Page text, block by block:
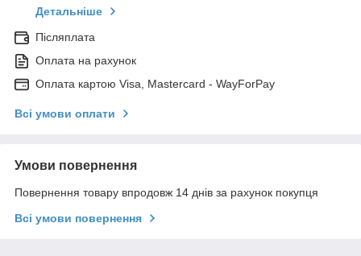
Детальніше
Післяплата
Оплата на рахунок
Оплата картою Visa, Mastercard - WayForPay
Всі умови оплати
Умови повернення
Повернення товару впродовж 14 днів за рахунок покупця
Всі умови повернення